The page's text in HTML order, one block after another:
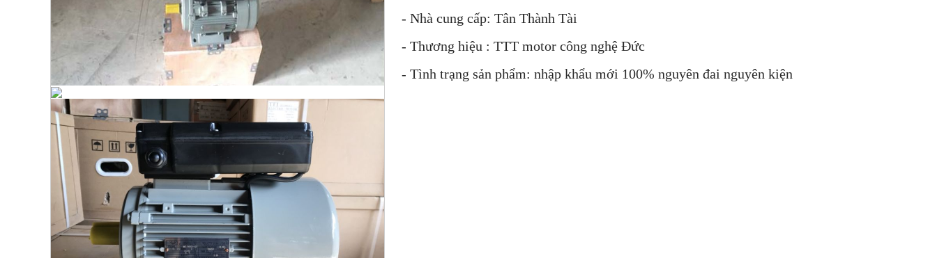
- Nhà cung cấp: Tân Thành Tài
- Thương hiệu : TTT motor công nghệ Đức
- Tình trạng sản phẩm: nhập khẩu mới 100% nguyên đai nguyên kiện